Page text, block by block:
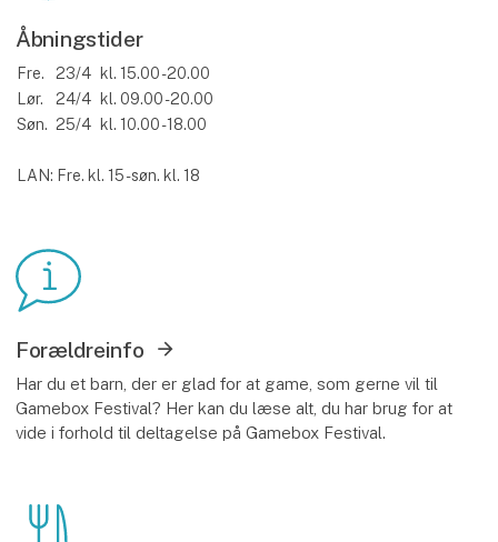
Åbningstider
Fre. 23/4
kl. 15.00 - 20.00
Lør.
24/4
kl. 09.00 - 20.00
Søn. 25/4 kl. 10.00 - 18.00
LAN: Fre. kl. 15 - søn. kl. 18
Forældreinfo
Har du et barn, der er glad for at game, som gerne vil til
Gamebox Festival? Her kan du læse alt, du har brug for at
vide i forhold til deltagelse på Gamebox Festival.